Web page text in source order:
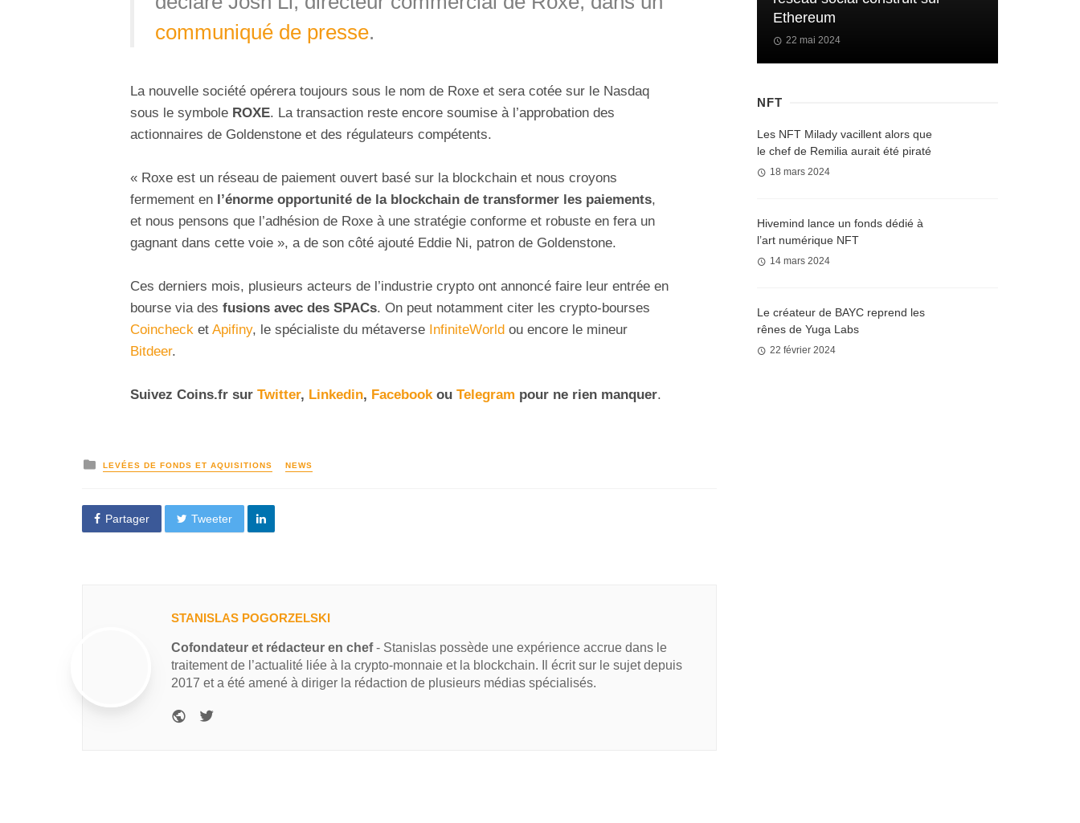
communiqué de presse.
La nouvelle société opérera toujours sous le nom de Roxe et sera cotée sur le Nasdaq
sous le symbole ROXE. La transaction reste encore soumise à l’approbation des
actionnaires de Goldenstone et des régulateurs compétents.
« Roxe est un réseau de paiement ouvert basé sur la blockchain et nous croyons
fermement en l’énorme opportunité de la blockchain de transformer les paiements,
et nous pensons que l’adhésion de Roxe à une stratégie conforme et robuste en fera un
gagnant dans cette voie », a de son côté ajouté Eddie Ni, patron de Goldenstone.
Ces derniers mois, plusieurs acteurs de l’industrie crypto ont annoncé faire leur entrée en
bourse via des fusions avec des SPACs. On peut notamment citer les crypto-bourses
Coincheck et Apifiny, le spécialiste du métaverse InfiniteWorld ou encore le mineur
Bitdeer.
Suivez Coins.fr sur Twitter, Linkedin, Facebookou Telegram pour ne rien manquer.
LEVÉES DE FONDS ET AQUISITIONS NEWS
Partager Tweeter
STANISLAS POGORZELSKI
Cofondateur et rédacteur en chef- Stanislas possède une expérience accrue dans le
traitement de l’actualité liée à la crypto-monnaie et la blockchain. Il écrit sur le sujet depuis
2017 et a été amené à diriger la rédaction de plusieurs médias spécialisés.
Ethereum
22 mai 2024
NFT
Les NFT Milady vacillent alors que
le chef de Remilia aurait été piraté
18 mars 2024
Hivemind lance un fonds dédié à
l’art numérique NFT
14 mars 2024
Le créateur de BAYC reprend les
rênes de Yuga Labs
22 février 2024